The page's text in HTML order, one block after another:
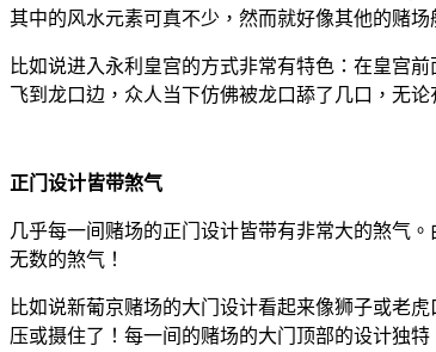
其中的风水元素可真不少，然而就好像其他的赌
比如说进入永利皇宫的方式非常有特色：在皇宫
飞到龙口边，众人当下仿佛被龙口舔了几口，无
正门设计皆带煞气
几乎每一间赌场的正门设计皆带有非常大的煞气
无数的煞气！
比如说新葡京赌场的大门设计看起来像狮子或老
压或摄住了！每一间的赌场的大门顶部的设计独